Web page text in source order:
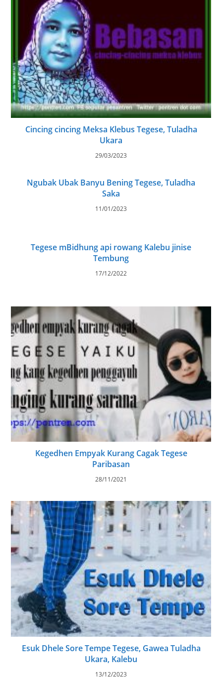
Cincing cincing Meksa Klebus Tegese, Tuladha
Ukara
29/03/2023
Ngubak Ubak Banyu Bening Tegese, Tuladha
Saka
11/01/2023
Tegese mBidhung api rowang Kalebu jinise
Tembung
17/12/2022
Kegedhen Empyak Kurang Cagak Tegese
Paribasan
28/11/2021
Esuk Dhele Sore Tempe Tegese, Gawea Tuladha
Ukara, Kalebu
13/12/2023